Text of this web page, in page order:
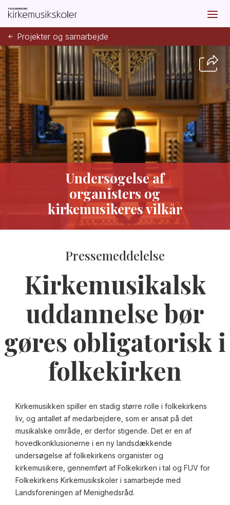
Projekter og samarbejde
Undersøgelse af
organisters og
kirkemusikeres vilkår
Pressemeddelelse
Kirkemusikalsk
uddannelse bør
gøres obligatorisk i
folkekirken
Kirkemusikken spiller en stadig større rolle i folkekirkens
liv, og antallet af medarbejdere, som er ansat på det
musikalske område, er derfor stigende. Det er en af
hovedkonklusionerne i en ny landsdækkende
undersøgelse af folkekirkens organister og
kirkemusikere, gennemført af Folkekirken i tal og FUV for
Folkekirkens Kirkemusikskoler i samarbejde med
Landsforeningen af Menighedsråd.